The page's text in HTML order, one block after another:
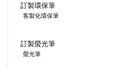
訂製環保筆
客製化環保筆
訂製螢光筆
螢光筆